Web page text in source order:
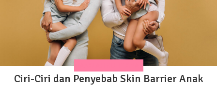
MASALAH KULIT ANAK
Ciri-Ciri dan Penyebab Skin Barrier Anak